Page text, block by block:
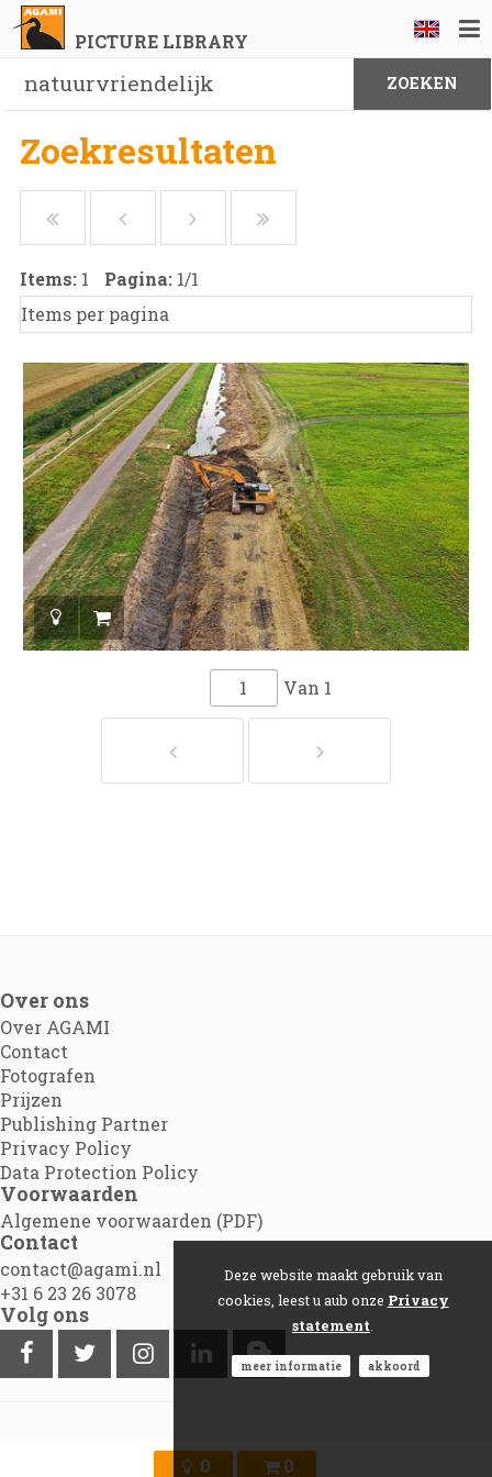
PICTURE LIBRARY
0 0
Zoekresultaten
Items: 1 Pagina: 1/1
Van 1
Over ons
Over AGAMI
Contact
Fotografen
Prijzen
Publishing Partner
Privacy Policy
Data Protection Policy
Voorwaarden
Algemene voorwaarden (PDF)
Contact
contact@agami.nl
+31 6 23 26 3078
Volg ons
Agami.nl|Powered by Picture Pack
Deze website maakt gebruik van
cookies, leest u aub onze Privacy
statement
meer informatie akkoord